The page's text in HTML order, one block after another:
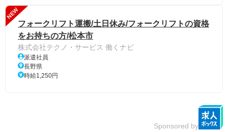
NEW
フォークリフト運搬/土日休み/フォークリフトの資格
をお持ちの方/松本市
株式会社テクノ・サービス 働くナビ
派遣社員
長野県
時給1,250円
Sponsored by